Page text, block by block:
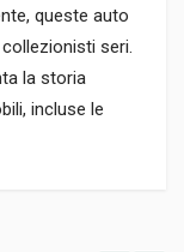
queste auto
seri.
la storia
incluse le